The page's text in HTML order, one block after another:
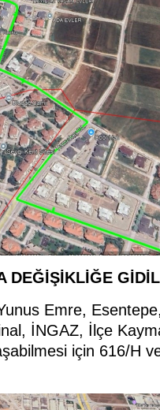
DEĞİŞİKLİĞE
Emre,
İNGAZ, İlçe
için 616/H